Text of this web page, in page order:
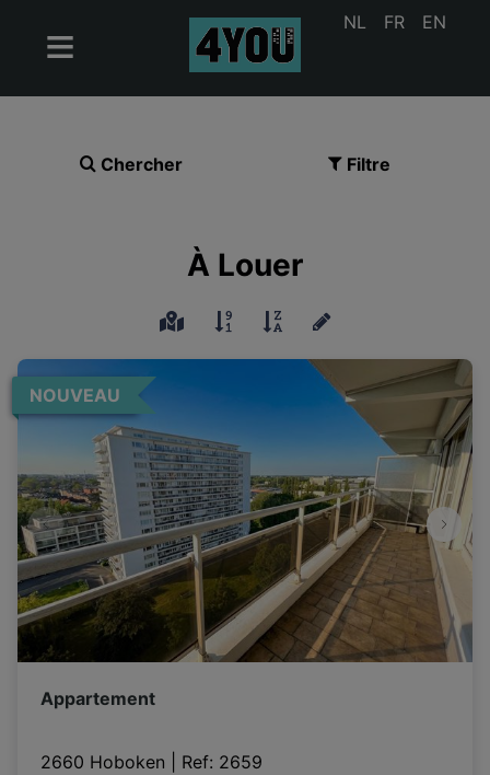
NL FR EN
Chercher Filtre
À Louer
NOUVEAU
Appartement
2660 Hoboken Ref: 2659